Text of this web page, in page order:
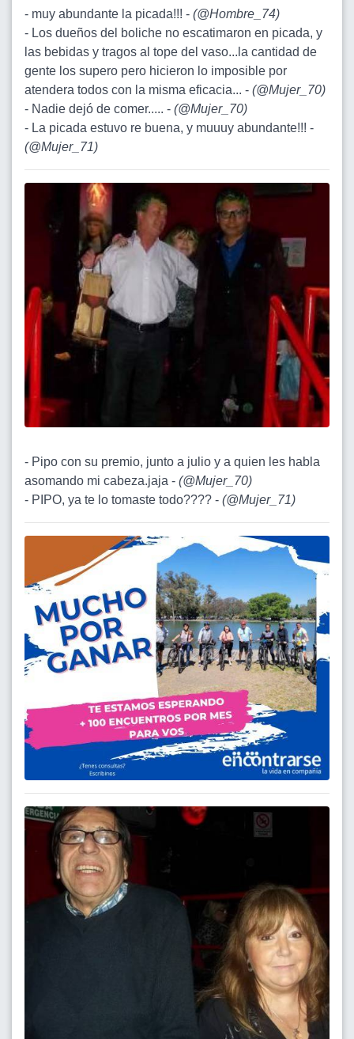
- muy abundante la picada!!! - (@Hombre_74)
- Los dueños del boliche no escatimaron en picada, y
las bebidas y tragos al tope del vaso...la cantidad de
gente los supero pero hicieron lo imposible por
atendera todos con la misma eficacia... - (@Mujer_70)
- Nadie dejó de comer..... - (@Mujer_70)
- La picada estuvo re buena, y muuuy abundante!!! -
(@Mujer_71)
- Pipo con su premio, junto a julio y a quien les habla
asomando mi cabeza.jaja - (@Mujer_70)
- PIPO, ya te lo tomaste todo???? - (@Mujer_71)